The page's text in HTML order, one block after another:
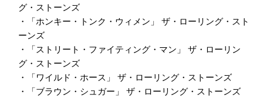
グ・ストーンズ
・「ホンキー・トンク・ウィメン」 ザ・ローリング・スト
ーンズ
・「ストリート・ファイティング・マン」 ザ・ローリン
グ・ストーンズ
・「ワイルド・ホース」 ザ・ローリング・ストーンズ
・「ブラウン・シュガー」 ザ・ローリング・ストーンズ